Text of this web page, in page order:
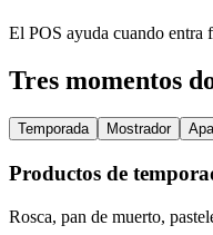
El POS ayuda cuando entra
Tres momentos
Temporada Mostrador
Productos de
Rosca, pan de muerto,